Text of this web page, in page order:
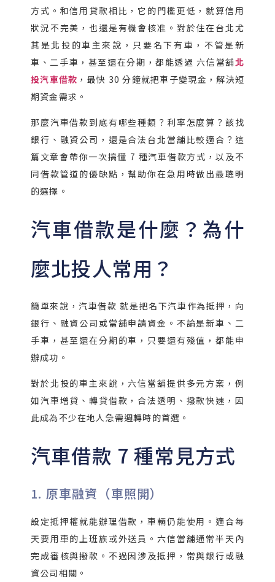
方式。和信用貸款相比，它的門檻更低，就算信用
狀況不完美，也還是有機會核准。對於住在台北尤
其是北投的車主來說，只要名下有車，不管是新
車、二手車，甚至還在分期，都能透過 六信當舖北
投汽車借款 ，最快 30 分鐘就把車子變現金，解決短
期資金需求。
那麼汽車借款到底有哪些種類？利率怎麼算？該找
銀行、融資公司，還是合法台北當舖比較適合？這
篇文章會帶你一次搞懂 7 種汽車借款方式，以及不
同借款管道的優缺點，幫助你在急用時做出最聰明
的選擇。
汽車借款是什麼？為什
麼北投人常用？
簡單來說，汽車借款 就是把名下汽車作為抵押，向
銀行、融資公司或當舖申請資金。不論是新車、二
手車，甚至還在分期的車，只要還有殘值，都能申
辦成功。
對於北投的車主來說，六信當舖提供多元方案，例
如汽車增貸、轉貸借款，合法透明、撥款快速，因
此成為不少在地人急需週轉時的首選。
汽車借款 7 種常見方式
1. 原車融資（車照開）
設定抵押權就能辦理借款，車輛仍能使用。適合每
天要用車的上班族或外送員。六信當舖通常半天內
完成審核與撥款。不過因涉及抵押，常與銀行或融
資公司相關。